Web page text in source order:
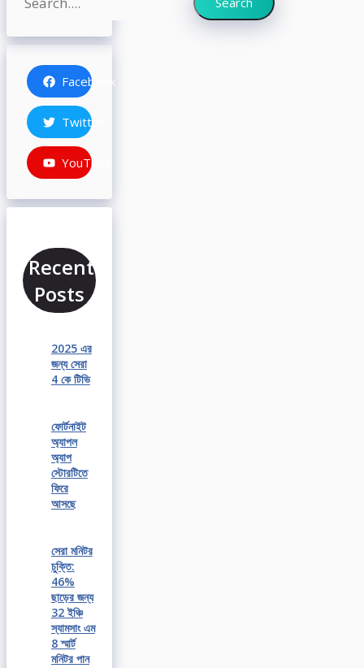
Facebook
Twitter
YouTube
Recent
Posts
2025 এর
জন্য সেরা
4 কে টিভি
ফোর্টনাইট
অ্যাপল
অ্যাপ
স্টোরটিতে
ফিরে
আসছে
সেরা মনিটর
চুক্তি:
46%
ছাড়ের জন্য
32 ইঞ্চি
স্যামসাং এম
8 স্মার্ট
মনিটর পান